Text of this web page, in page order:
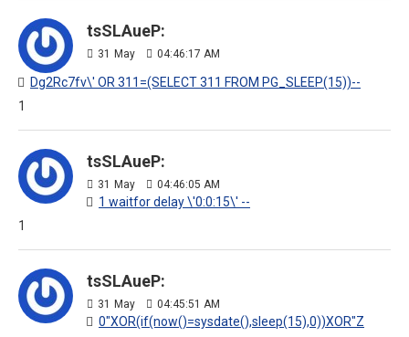
tsSLAueP:
31 May 04:46:17 AM
Dg2Rc7fv\' OR 311=(SELECT 311 FROM PG_SLEEP(15))--
1
tsSLAueP:
31 May 04:46:05 AM
1 waitfor delay \'0:0:15\' --
1
tsSLAueP:
31 May 04:45:51 AM
0"XOR(if(now()=sysdate(),sleep(15),0))XOR"Z